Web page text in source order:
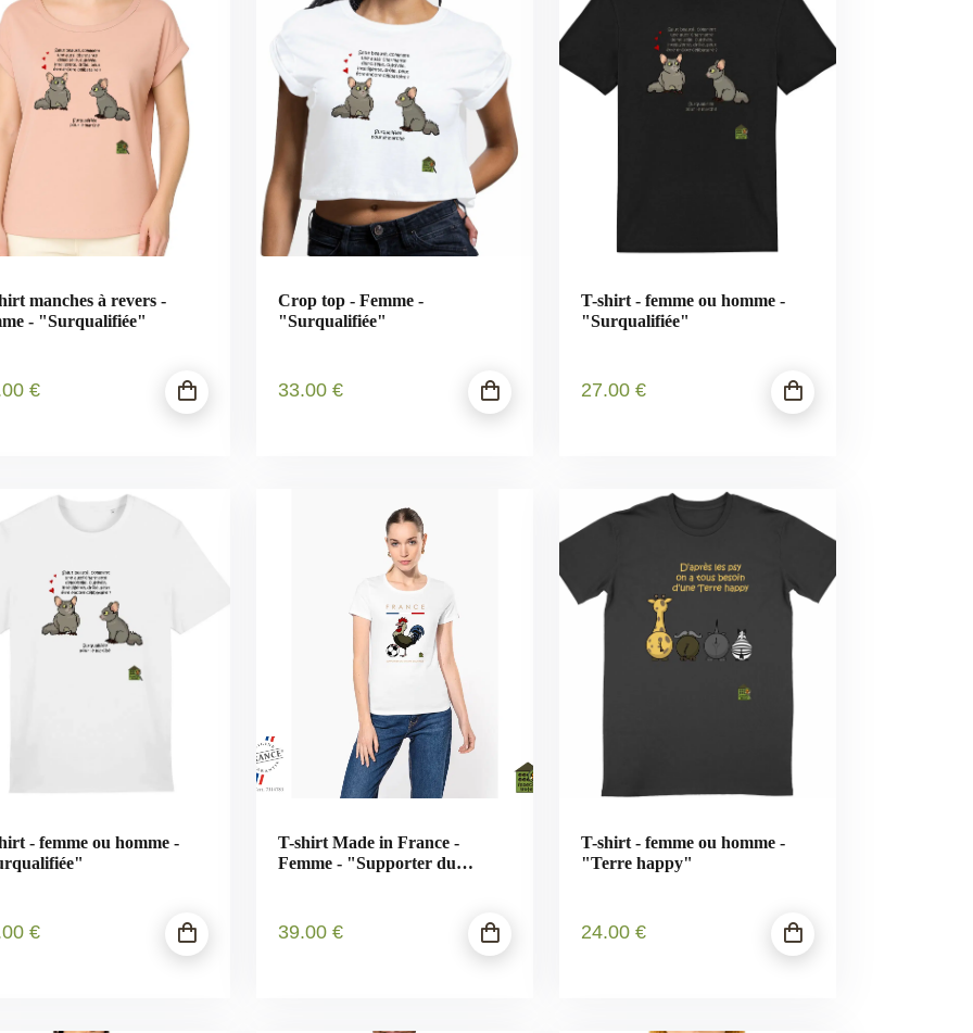
manches à revers -
- "Surqualifiée"
€
Crop top - Femme -
"Surqualifiée"
33.00 €
T-shirt - femme ou homme -
"Surqualifiée"
27.00 €
- femme ou homme -
€
T-shirt Made in France -
Femme - "Supporter du
39.00 €
T-shirt - femme ou homme -
"Terre happy"
24.00 €